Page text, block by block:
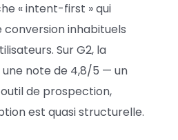
« intent-first » qui
conversion inhabituels
Sur G2, la
note de 4,8/5 — un
de prospection,
est quasi structurelle.